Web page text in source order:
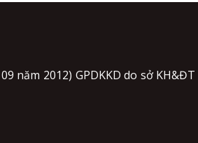
năm 2012) GPDKKD do sở KH&ĐT